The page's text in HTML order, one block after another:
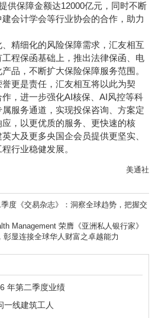
供保障金额达12000亿元，同时不断
会计学会等行业协会的合作，助力
精细化的风险保障需求，汇友相互
程保函基础上，推出法律保函、电
品，不断扩大保险保障服务范围。
更是责任，汇友相互将以此为契
，进一步强化AI核保、AI风控等科
服务通道，实现投保咨询、方案定
，以更优质的服务、更快速的核
大及更多央国企会员提供更坚实、
行业稳健发展。
美通社
度《交易杂志》：洞察全球趋势，把握交
Management 荣膺《亚洲私人银行家》
显连接全球华人财富之卓越能力
年第二季度业绩
一线建筑工人